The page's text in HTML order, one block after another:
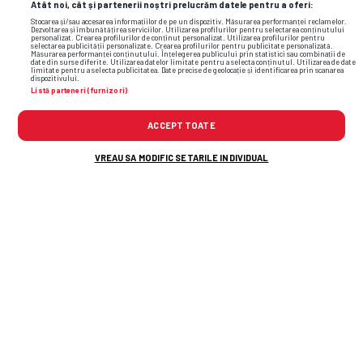
Atât noi, cât și partenerii noștri prelucrăm datele pentru a oferi:
Stocarea și/sau accesarea informațiilor de pe un dispozitiv. Măsurarea performanței reclamelor.
Dezvoltarea și îmbunătățirea serviciilor. Utilizarea profilurilor pentru selectarea conținutului
personalizat. Crearea profilurilor de conținut personalizat. Utilizarea profilurilor pentru
selectarea publicității personalizate. Crearea profilurilor pentru publicitate personalizată.
Măsurarea performanței conținutului. Înțelegerea publicului prin statistici sau combinații de
date din surse diferite. Utilizarea datelor limitate pentru a selecta conținutul. Utilizarea de date
limitate pentru a selecta publicitatea. Date precise de geolocație și identificarea prin scanarea
dispozitivului.
Listă parteneri (furnizori)
ACCEPT TOATE
VREAU SA MODIFIC SETARILE INDIVIDUAL